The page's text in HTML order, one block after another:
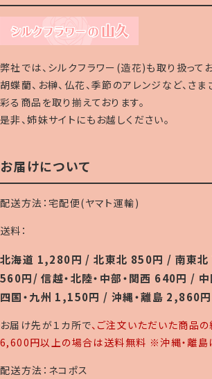
弊社では、シルクフラワー(造花)も取り扱ってお
胡蝶蘭、お榊、仏花、季節のアレンジなど、さ
彩る商品を取り揃えております。
是非、姉妹サイトにもお越しください。
お届けについて
配送方法：宅配便(ヤマト運輸)
送料：
北海道 1,280円 / 北東北 850円 / 南東北
560円/ 信越・北陸・中部・関西 640円 /
四国・九州 1,150円 / 沖縄・離島 2,860円
お届け先が１カ所で、ご注文いただいた商品
6,600円以上の場合は送料無料 ※沖縄・離島
配送方法：ネコポス